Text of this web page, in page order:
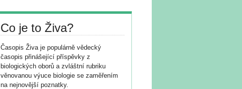
Co je to Živa?
Časopis Živa je populárně vědecký
časopis přinášející příspěvky z
biologických oborů a zvláštní rubriku
věnovanou výuce biologie se zaměřením
na nejnovější poznatky.